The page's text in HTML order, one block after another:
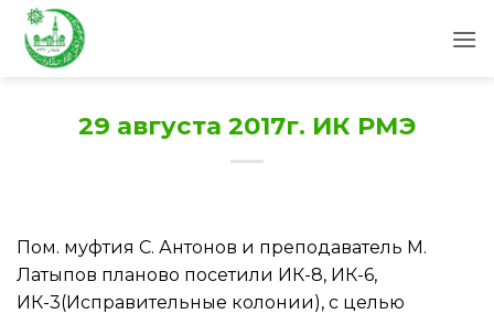
Skip
content
29 августа 2017г. ИК РМЭ
Пом. муфтия С. Антонов и преподаватель М.
Латыпов планово посетили ИК-8, ИК-6,
ИК-3(Исправительные колонии), с целью